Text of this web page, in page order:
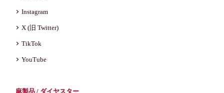
Instagram
X (旧 Twitter)
TikTok
YouTube
麻製品 / ダイヤスター